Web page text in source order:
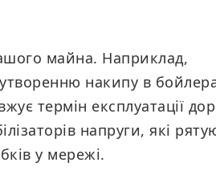
майна. Наприклад,
накипу в
термін експлуатації
напруги, які
у мережі.